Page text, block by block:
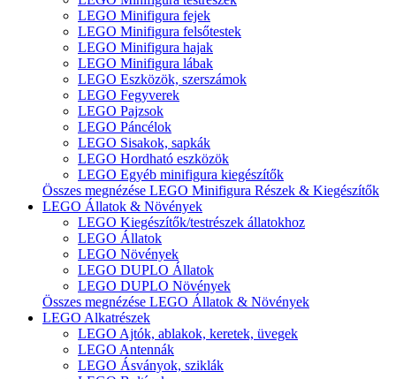
LEGO Minifigura fejek
LEGO Minifigura felsőtestek
LEGO Minifigura hajak
LEGO Minifigura lábak
LEGO Eszközök, szerszámok
LEGO Fegyverek
LEGO Pajzsok
LEGO Páncélok
LEGO Sisakok, sapkák
LEGO Hordható eszközök
LEGO Egyéb minifigura kiegészítők
Összes megnézése LEGO Minifigura Részek & Kiegészítők
LEGO Állatok & Növények
LEGO Kiegészítők/testrészek állatokhoz
LEGO Állatok
LEGO Növények
LEGO DUPLO Állatok
LEGO DUPLO Növények
Összes megnézése LEGO Állatok & Növények
LEGO Alkatrészek
LEGO Ajtók, ablakok, keretek, üvegek
LEGO Antennák
LEGO Ásványok, sziklák